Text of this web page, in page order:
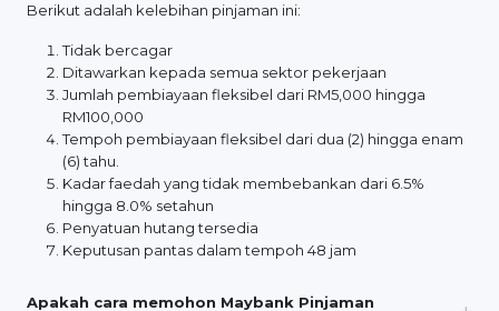
Berikut adalah kelebihan pinjaman ini:
Tidak bercagar
Ditawarkan kepada semua sektor pekerjaan
Jumlah pembiayaan fleksibel dari RM5,000 hingga
RM100,000
Tempoh pembiayaan fleksibel dari dua (2) hingga enam
(6) tahu.
Kadar faedah yang tidak membebankan dari 6.5%
hingga 8.0% setahun
Penyatuan hutang tersedia
Keputusan pantas dalam tempoh 48 jam
Apakah cara memohon Maybank Pinjaman